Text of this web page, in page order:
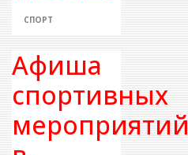
СПОРТ
Афиша
спортивных
мероприятий